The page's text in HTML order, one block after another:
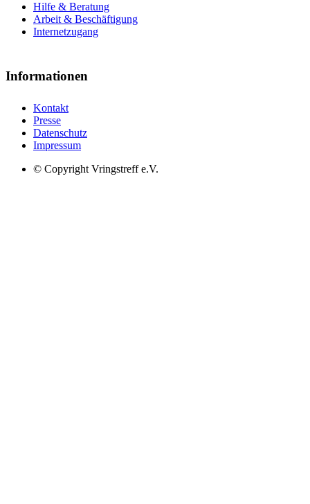
Hilfe & Beratung
Arbeit & Beschäftigung
Internetzugang
Informationen
Kontakt
Presse
Datenschutz
Impressum
© Copyright Vringstreff e.V.